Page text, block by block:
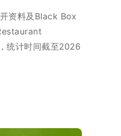
资料及Black Box
统计时间截至2026